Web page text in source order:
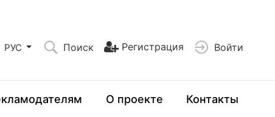
РУС Поиск Регистрация Войти
О проекте Контакты